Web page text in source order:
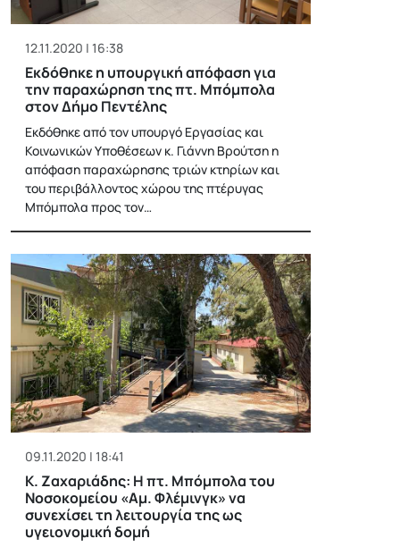
12.11.2020 | 16:38
Εκδόθηκε η υπουργική απόφαση για
την παραχώρηση της πτ. Μπόμπολα
στον Δήμο Πεντέλης
Εκδόθηκε από τον υπουργό Εργασίας και
Κοινωνικών Υποθέσεων κ. Γιάννη Βρούτση η
απόφαση παραχώρησης τριών κτηρίων και
του περιβάλλοντος χώρου της πτέρυγας
Μπόμπολα προς τον…
09.11.2020 | 18:41
Κ. Ζαχαριάδης: Η πτ. Μπόμπολα του
Νοσοκομείου «Αμ. Φλέμινγκ» να
συνεχίσει τη λειτουργία της ως
υγειονομική δομή